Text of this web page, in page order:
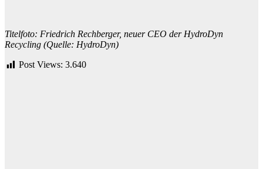
Titelfoto: Friedrich Rechberger, neuer CEO der HydroDyn
Recycling (Quelle: HydroDyn)
Post Views: 3.640